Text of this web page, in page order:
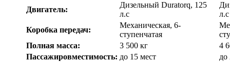
Двигатель:
Дизельный Duratorq, 125
л.с
л.с
Коробка передач:
Механическая, 6-
ступенчатая
Полная масса:
3 500 кг
4
Пассажировместимость: до 15 мест до